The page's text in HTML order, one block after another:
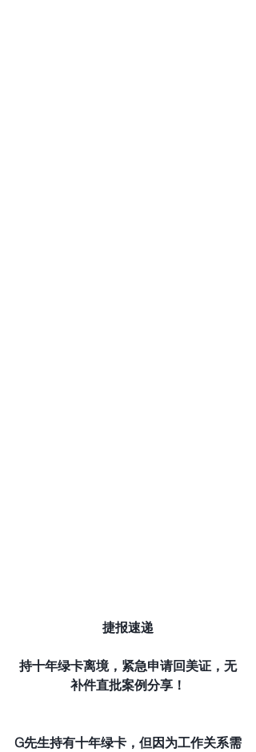
捷报速递
持十年绿卡离境，紧急申请回美证，无
补件直批案例分享！
G先生持有十年绿卡，但因为工作关系需